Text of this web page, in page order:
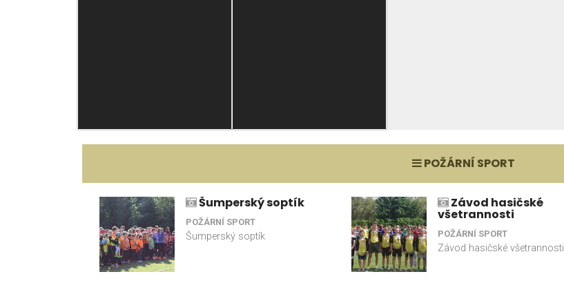
POŽÁRNÍ SPORT
Šumperský soptík
POŽÁRNÍ SPORT
Šumperský soptík
Závod hasičské
všetrannosti
POŽÁRNÍ SPORT
Závod hasičské všetrannosti